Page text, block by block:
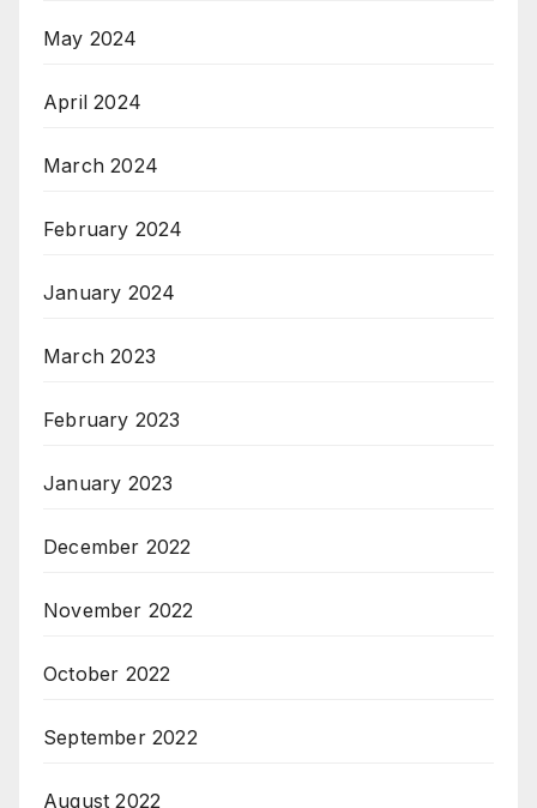
May 2024
April 2024
March 2024
February 2024
January 2024
March 2023
February 2023
January 2023
December 2022
November 2022
October 2022
September 2022
August 2022